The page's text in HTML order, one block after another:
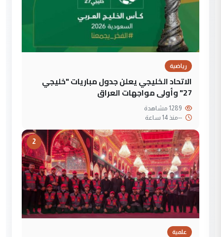
رياضية
الاتحاد الخليجي يعلن جدول مباريات "خليجي
27" وأولى مواجهات العراق
--منذ 14 ساعة
2
علمية